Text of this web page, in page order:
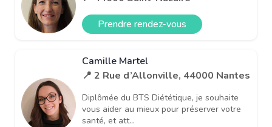
Prendre rendez-vous
Camille Martel
📍 2 Rue d’Allonville, 44000 Nantes
Diplômée du BTS Diététique, je souhaite
vous aider au mieux pour préserver votre
santé, et att...